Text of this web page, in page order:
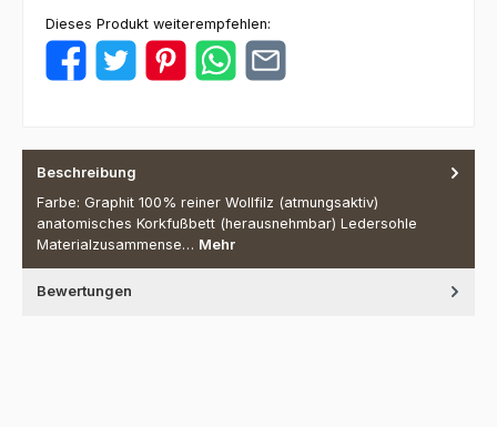
Dieses Produkt weiterempfehlen:
Beschreibung
Farbe: Graphit 100% reiner Wollfilz (atmungsaktiv)
anatomisches Korkfußbett (herausnehmbar) Ledersohle
Materialzusammense… Mehr
Bewertungen